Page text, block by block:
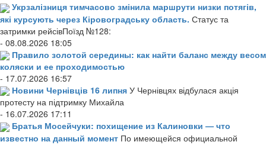
Укрзалізниця тимчасово змінила маршрути низки потягів,
які курсують через Кіровоградську область. Статус та
затримки рейсівПоїзд №128:
- 08.08.2026 18:05
Правило золотой середины: как найти баланс между весом
коляски и ее проходимостью
- 17.07.2026 16:57
Новини Чернівців 16 липня У Чернівцях відбулася акція
протесту на підтримку Михайла
- 16.07.2026 17:11
Братья Мосейчуки: похищение из Калиновки — что
известно на данный момент По имеющейся официальной